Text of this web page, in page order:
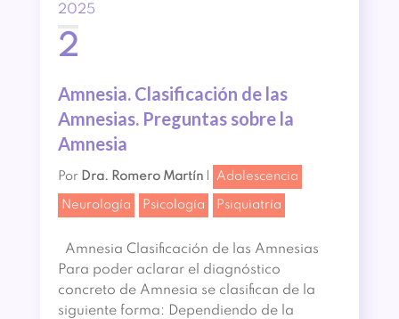
2025
2
Amnesia. Clasificación de las
Amnesias. Preguntas sobre la
Amnesia
Por Dra. Romero Martín| Adolescencia
Neurología Psicología Psiquiatría
Amnesia Clasificación de las Amnesias
Para poder aclarar el diagnóstico
concreto de Amnesia se clasifican de la
siguiente forma: Dependiendo de la